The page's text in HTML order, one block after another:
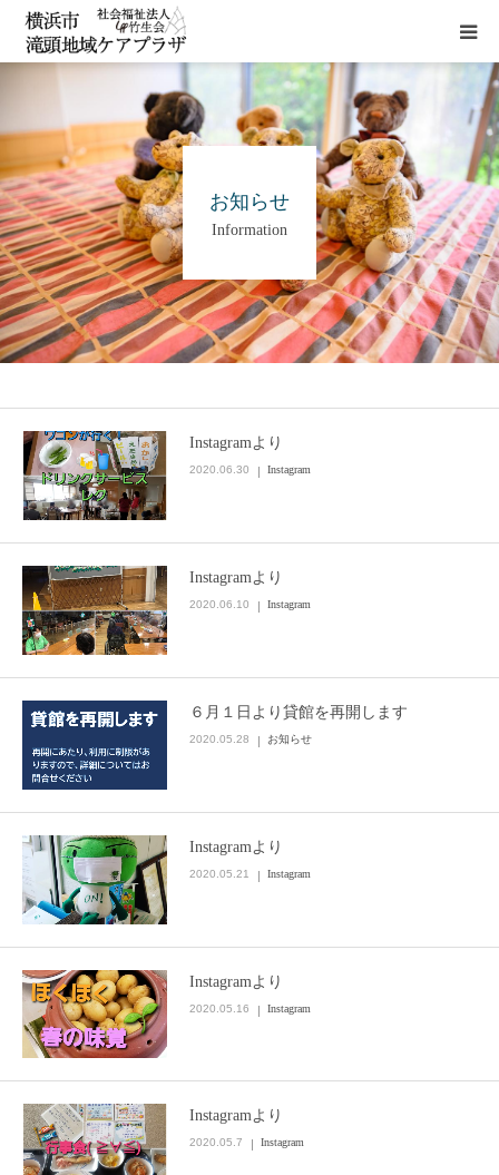
お知らせ
Information
Instagramより
2020.06.30 Instagram
Instagramより
2020.06.10 Instagram
６月１日より貸館を再開します
2020.05.28 お知らせ
Instagramより
2020.05.21 Instagram
Instagramより
2020.05.16 Instagram
Instagramより
2020.05.7 Instagram
施設概要
サービス
貸室
お問い合わせ